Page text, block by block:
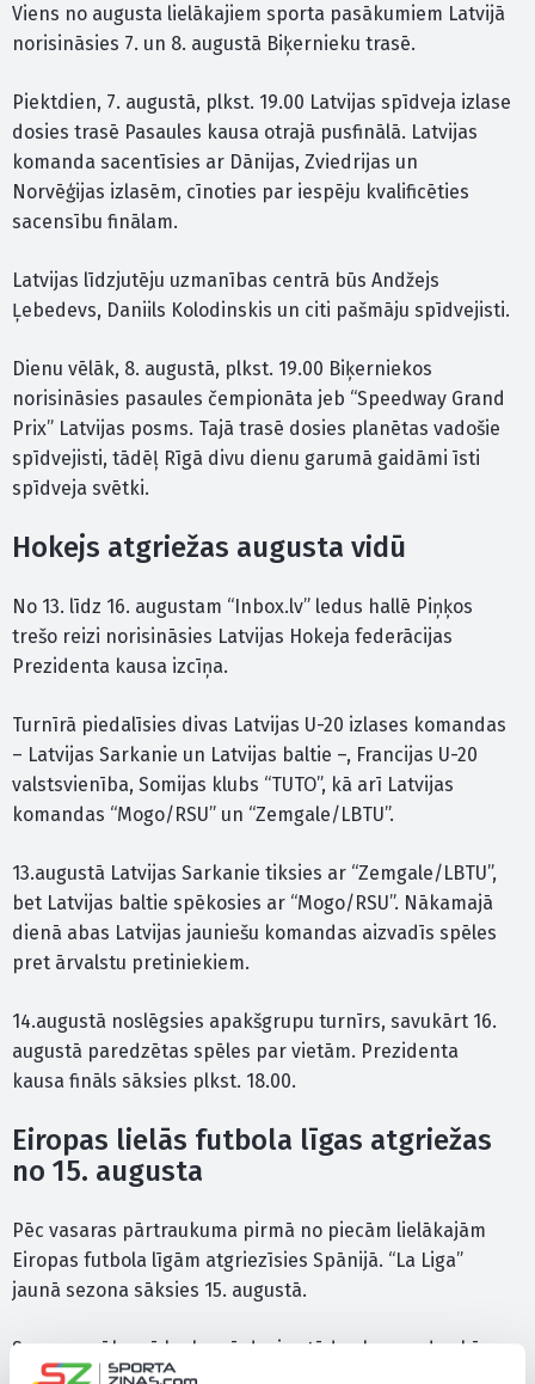
Viens no augusta lielākajiem sporta pasākumiem Latvijā
norisināsies 7. un 8. augustā Biķernieku trasē.
Piektdien, 7. augustā, plkst. 19.00 Latvijas spīdveja izlase
dosies trasē Pasaules kausa otrajā pusfinālā. Latvijas
komanda sacentīsies ar Dānijas, Zviedrijas un
Norvēģijas izlasēm, cīnoties par iespēju kvalificēties
sacensību finālam.
Latvijas līdzjutēju uzmanības centrā būs Andžejs
Ļebedevs, Daniils Kolodinskis un citi pašmāju spīdvejisti.
Dienu vēlāk, 8. augustā, plkst. 19.00 Biķerniekos
norisināsies pasaules čempionāta jeb “Speedway Grand
Prix” Latvijas posms. Tajā trasē dosies planētas vadošie
spīdvejisti, tādēļ Rīgā divu dienu garumā gaidāmi īsti
spīdveja svētki.
Hokejs atgriežas augusta vidū
No 13. līdz 16. augustam “Inbox.lv” ledus hallē Piņķos
trešo reizi norisināsies Latvijas Hokeja federācijas
Prezidenta kausa izcīņa.
Turnīrā piedalīsies divas Latvijas U-20 izlases komandas
– Latvijas Sarkanie un Latvijas baltie –, Francijas U-20
valstsvienība, Somijas klubs “TUTO”, kā arī Latvijas
komandas “Mogo/RSU” un “Zemgale/LBTU”.
13.augustā Latvijas Sarkanie tiksies ar “Zemgale/LBTU”,
bet Latvijas baltie spēkosies ar “Mogo/RSU”. Nākamajā
dienā abas Latvijas jauniešu komandas aizvadīs spēles
pret ārvalstu pretiniekiem.
14.augustā noslēgsies apakšgrupu turnīrs, savukārt 16.
augustā paredzētas spēles par vietām. Prezidenta
kausa fināls sāksies plkst. 18.00.
Eiropas lielās futbola līgas atgriežas
no 15. augusta
Pēc vasaras pārtraukuma pirmā no piecām lielākajām
Eiropas futbola līgām atgriezīsies Spānijā. “La Liga”
jaunā sezona sāksies 15. augustā.
Sezonas sākumā laukumā dosies tādas komandas kā
Madrides “Real”, “Barcelona”, Madrides “Atletico” un citi